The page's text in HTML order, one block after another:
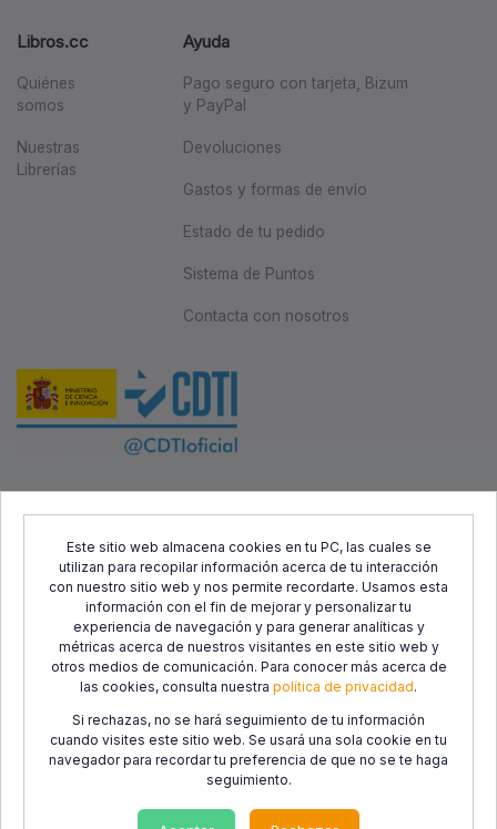
Este sitio web almacena cookies en tu PC, las cuales se
utilizan para recopilar información acerca de tu interacción
con nuestro sitio web y nos permite recordarte. Usamos esta
información con el fin de mejorar y personalizar tu
experiencia de navegación y para generar analíticas y
métricas acerca de nuestros visitantes en este sitio web y
otros medios de comunicación. Para conocer más acerca de
las cookies, consulta nuestra política de privacidad.
Si rechazas, no se hará seguimiento de tu información
cuando visites este sitio web. Se usará una sola cookie en tu
navegador para recordar tu preferencia de que no se te haga
seguimiento.
Libros.cc
Quiénes
somos
Nuestras
Librerías
Ayuda
Pago seguro con tarjeta, Bizum
y PayPal
Devoluciones
Gastos y formas de envío
Estado de tu pedido
Sistema de Puntos
Contacta con nosotros
Desarrollo Regional (FEDER) y el Centro para el Desarrollo
Tecnológico Industrial (CDTI), con el objetivo de promover el
desarrollo tecnológico, la innovación y una investigación de